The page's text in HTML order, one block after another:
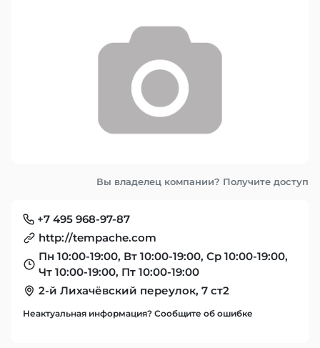
Вы владелец компании? Получите доступ
+7 495 968-97-87
http://tempache.com
Пн 10:00-19:00, Вт 10:00-19:00, Ср 10:00-19:00,
Чт 10:00-19:00, Пт 10:00-19:00
2-й Лихачёвский переулок, 7 ст2
Неактуальная информация? Сообщите об ошибке